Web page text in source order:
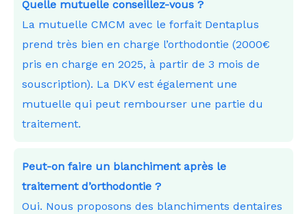
Quelle mutuelle conseillez-vous ?
La mutuelle CMCM avec le forfait Dentaplus
prend très bien en charge l’orthodontie (2000€
pris en charge en 2025, à partir de 3 mois de
souscription). La DKV est également une
mutuelle qui peut rembourser une partie du
traitement.
Peut-on faire un blanchiment après le
traitement d’orthodontie ?
Oui. Nous proposons des blanchiments dentaires